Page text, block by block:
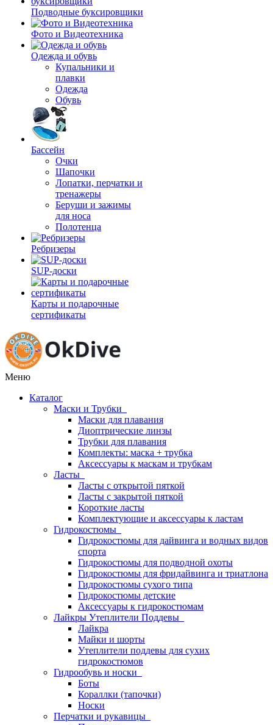
Подводные буксировщики
Фото и Видеотехника
Одежда и обувь
Купальники и
плавки
Одежда
Обувь
Бассейн
Очки
Шапочки
Лопатки, перчатки и
тренажеры
Беруши и зажимы
для носа
Полотенца
Ребризеры
SUP-доски
Карты и подарочные
сертификаты
Меню
Каталог
Маски и Трубки
Маски для плавания
Диоптрические линзы
Трубки для плавания
Комплекты: маска + трубка
Аксессуары к маскам и трубкам
Ласты
Ласты с открытой пяткой
Ласты с закрытой пяткой
Короткие ласты
Комплектующие и аксессуары к ластам
Гидрокостюмы
Гидрокостюмы для дайвинга и водных видов
спорта
Гидрокостюмы для подводной охоты
Гидрокостюмы для фридайвинга и триатлона
Гидрокостюмы сухого типа
Гидрокостюмы детские
Аксессуары к гидрокостюмам
Лайкры Утеплители Поддевы
Лайкра
Майки и шорты
Утеплители поддевы для сухих
гидрокостюмов
Гидрообувь и носки
Боты
Кораллки (тапочки)
Носки
Перчатки и рукавицы